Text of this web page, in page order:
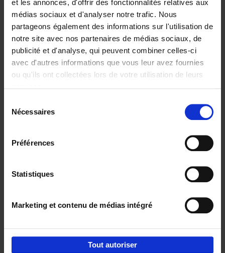
et les annonces, d'offrir des fonctionnalités relatives aux
médias sociaux et d'analyser notre trafic. Nous
partageons également des informations sur l'utilisation de
notre site avec nos partenaires de médias sociaux, de
publicité et d'analyse, qui peuvent combiner celles-ci
avec d'autres informations que vous leur avez fournies
ou qu'ils ont collectées lors de votre utilisation de leurs
Nécessaires
Préférences
Statistiques
Marketing et contenu de médias intégré
Tout autoriser
Business
Jochen Roef Jozefien De Feyter
Carolien Boom
Couverture souple
2025 200
€29,99
Digital marketing like a PRO -
completely revised edition (EN)